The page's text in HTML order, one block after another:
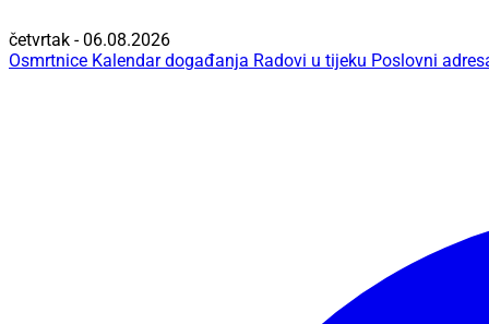
četvrtak - 06.08.2026
Osmrtnice Kalendar događanja Radovi u tijeku Poslovni